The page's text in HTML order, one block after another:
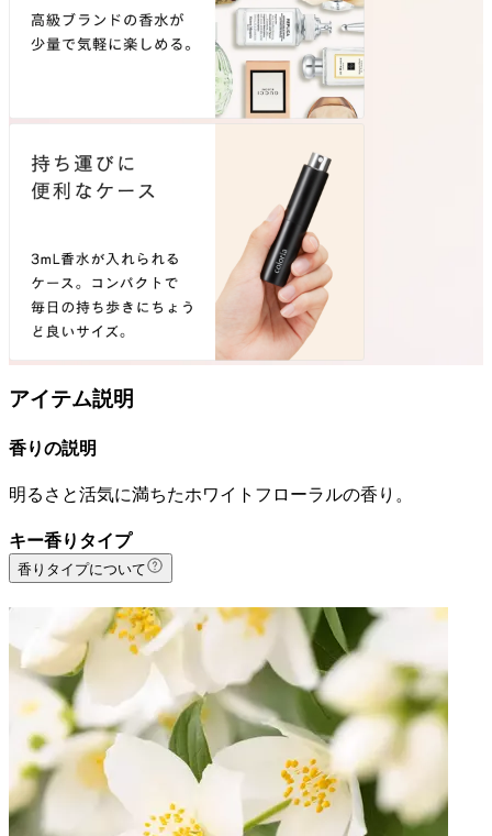
アイテム説明
香りの説明
明るさと活気に満ちたホワイトフローラルの香り。
キー香りタイプ
香りタイプについて